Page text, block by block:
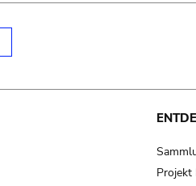
Projekt